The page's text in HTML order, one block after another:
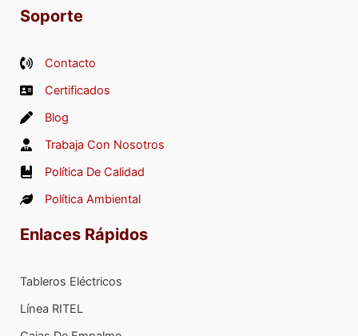
Soporte
Contacto
Certificados
Blog
Trabaja Con Nosotros
Política De Calidad
Política Ambiental
Enlaces Rápidos
Tableros Eléctricos
Línea RITEL